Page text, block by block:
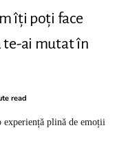
îți poți face
te-ai mutat în
read
plină de emoții